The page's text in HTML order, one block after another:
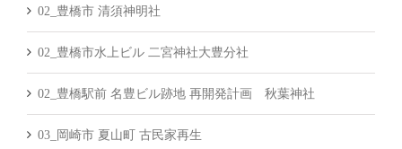
02_豊橋市 清須神明社
02_豊橋市水上ビル 二宮神社大豊分社
02_豊橋駅前 名豊ビル跡地 再開発計画 秋葉神社
03_岡崎市 夏山町 古民家再生